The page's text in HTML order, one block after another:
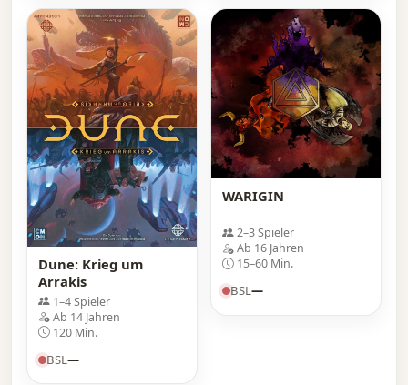
Dune: Krieg um
Arrakis
1–4 Spieler
Ab 14 Jahren
120 Min.
BSL—
WARIGIN
2–3 Spieler
Ab 16 Jahren
15–60 Min.
BSL—